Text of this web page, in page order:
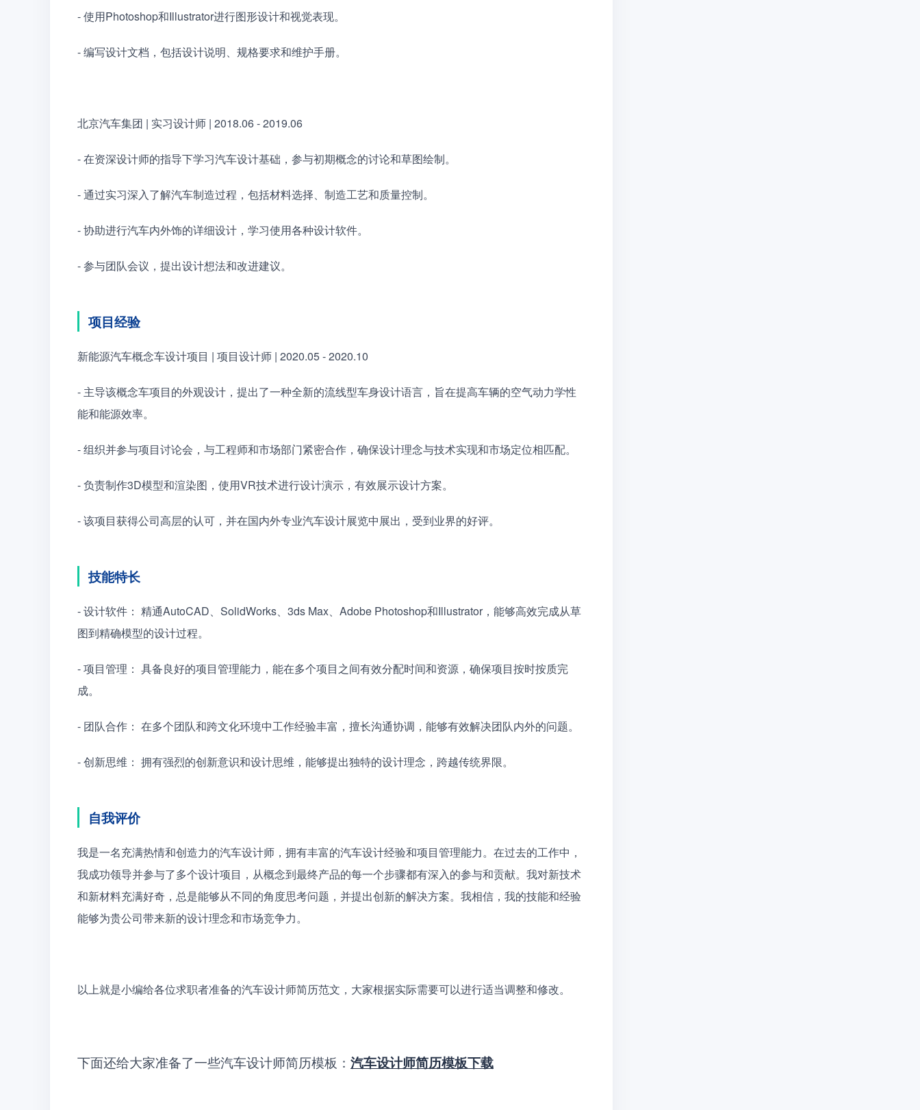
- 使用Photoshop和Illustrator进行图形设计和视觉表现。
- 编写设计文档，包括设计说明、规格要求和维护手册。
北京汽车集团 | 实习设计师 | 2018.06 - 2019.06
- 在资深设计师的指导下学习汽车设计基础，参与初期概念的讨论和草图绘制。
- 通过实习深入了解汽车制造过程，包括材料选择、制造工艺和质量控制。
- 协助进行汽车内外饰的详细设计，学习使用各种设计软件。
- 参与团队会议，提出设计想法和改进建议。
项目经验
新能源汽车概念车设计项目 | 项目设计师 | 2020.05 - 2020.10
- 主导该概念车项目的外观设计，提出了一种全新的流线型车身设计语言，旨在提高车辆的空气动力学性
能和能源效率。
- 组织并参与项目讨论会，与工程师和市场部门紧密合作，确保设计理念与技术实现和市场定位相匹配。
- 负责制作3D模型和渲染图，使用VR技术进行设计演示，有效展示设计方案。
- 该项目获得公司高层的认可，并在国内外专业汽车设计展览中展出，受到业界的好评。
技能特长
- 设计软件： 精通AutoCAD、SolidWorks、3ds Max、Adobe Photoshop和Illustrator，能够高效完成从草
图到精确模型的设计过程。
- 项目管理： 具备良好的项目管理能力，能在多个项目之间有效分配时间和资源，确保项目按时按质完
成。
- 团队合作： 在多个团队和跨文化环境中工作经验丰富，擅长沟通协调，能够有效解决团队内外的问题。
- 创新思维： 拥有强烈的创新意识和设计思维，能够提出独特的设计理念，跨越传统界限。
自我评价
我是一名充满热情和创造力的汽车设计师，拥有丰富的汽车设计经验和项目管理能力。在过去的工作中，
我成功领导并参与了多个设计项目，从概念到最终产品的每一个步骤都有深入的参与和贡献。我对新技术
和新材料充满好奇，总是能够从不同的角度思考问题，并提出创新的解决方案。我相信，我的技能和经验
能够为贵公司带来新的设计理念和市场竞争力。
以上就是小编给各位求职者准备的汽车设计师简历范文，大家根据实际需要可以进行适当调整和修改。
下面还给大家准备了一些汽车设计师简历模板： 汽车设计师简历模板下载